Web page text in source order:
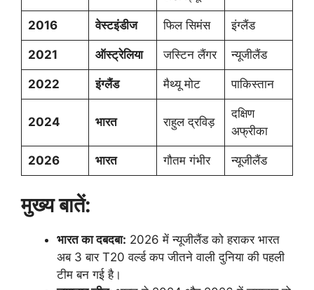
2016 वेस्टइंडीज फिल सिमंस इंग्लैंड
2021 ऑस्ट्रेलिया जस्टिन लैंगर न्यूजीलैंड
2022 इंग्लैंड मैथ्यू मोट पाकिस्तान
2024 भारत राहुल द्रविड़
दक्षिण
अफ्रीका
2026 भारत गौतम गंभीर न्यूजीलैंड
मुख्य बातें:
भारत का दबदबा: 2026 में न्यूजीलैंड को हराकर भारत
अब 3 बार T20 वर्ल्ड कप जीतने वाली दुनिया की पहली
टीम बन गई है।